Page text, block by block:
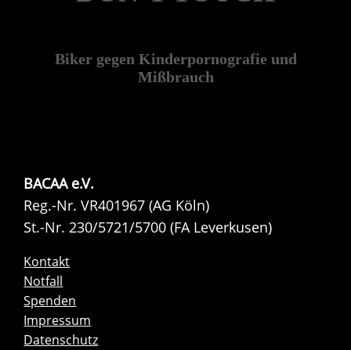
Biker gegen Kinderpornografie und
Mißbrauch
BACAA e.V.
Reg.-Nr. VR401967 (AG Köln)
St.-Nr. 230/5721/5700 (FA Leverkusen)
Kontakt
Notfall
Spenden
Impressum
Datenschutz